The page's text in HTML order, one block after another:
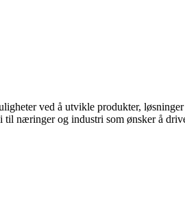
ved å utvikle produkter,
næringer og industri som ønsker å